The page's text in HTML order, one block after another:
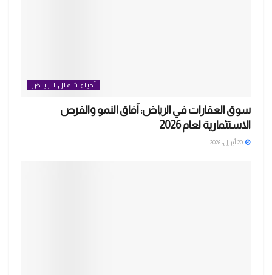
أحياء شمال الرياض
سوق العقارات في الرياض: آفاق النمو والفرص
الاستثمارية لعام 2026